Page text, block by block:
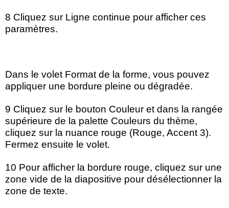
8 Cliquez sur Ligne continue pour afficher ces
paramètres.
Dans le volet Format de la forme, vous pouvez
appliquer une bordure pleine ou dégradée.
9 Cliquez sur le bouton Couleur et dans la rangée
supérieure de la palette Couleurs du thème,
cliquez sur la nuance rouge (Rouge, Accent 3).
Fermez ensuite le volet.
10 Pour afficher la bordure rouge, cliquez sur une
zone vide de la diapositive pour désélectionner la
zone de texte.